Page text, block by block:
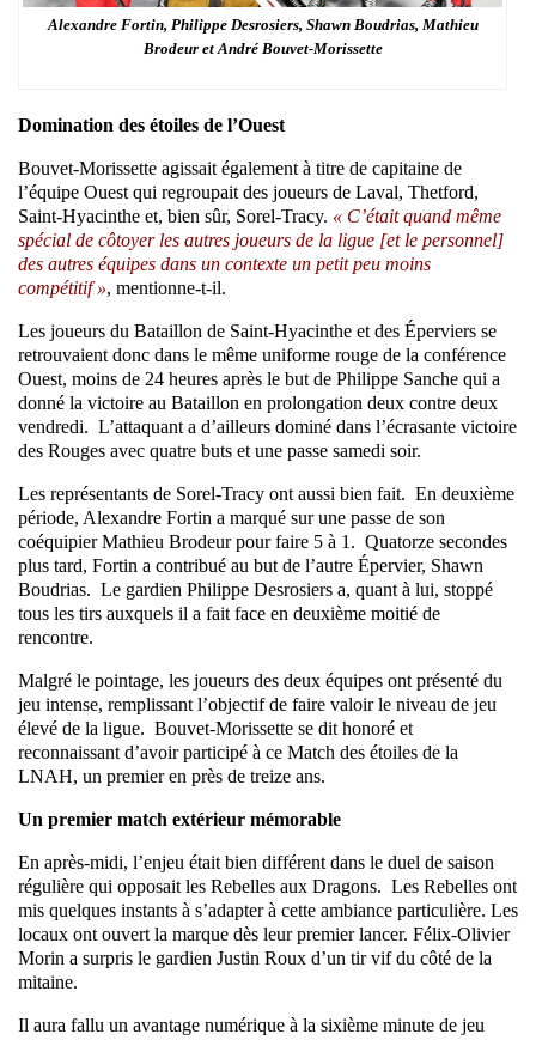
Alexandre Fortin, Philippe Desrosiers, Shawn Boudrias, Mathieu
Brodeur et André Bouvet-Morissette
Domination des étoiles de l’Ouest
Bouvet-Morissette agissait également à titre de capitaine de
l’équipe Ouest qui regroupait des joueurs de Laval, Thetford,
Saint-Hyacinthe et, bien sûr, Sorel-Tracy. « C’était quand même
spécial de côtoyer les autres joueurs de la ligue [et le personnel]
des autres équipes dans un contexte un petit peu moins
compétitif », mentionne-t-il.
Les joueurs du Bataillon de Saint-Hyacinthe et des Éperviers se
retrouvaient donc dans le même uniforme rouge de la conférence
Ouest, moins de 24 heures après le but de Philippe Sanche qui a
donné la victoire au Bataillon en prolongation deux contre deux
vendredi. L’attaquant a d’ailleurs dominé dans l’écrasante victoire
des Rouges avec quatre buts et une passe samedi soir.
Les représentants de Sorel-Tracy ont aussi bien fait. En deuxième
période, Alexandre Fortin a marqué sur une passe de son
coéquipier Mathieu Brodeur pour faire 5 à 1. Quatorze secondes
plus tard, Fortin a contribué au but de l’autre Épervier, Shawn
Boudrias. Le gardien Philippe Desrosiers a, quant à lui, stoppé
tous les tirs auxquels il a fait face en deuxième moitié de
rencontre.
Malgré le pointage, les joueurs des deux équipes ont présenté du
jeu intense, remplissant l’objectif de faire valoir le niveau de jeu
élevé de la ligue. Bouvet-Morissette se dit honoré et
reconnaissant d’avoir participé à ce Match des étoiles de la
LNAH, un premier en près de treize ans.
Un premier match extérieur mémorable
En après-midi, l’enjeu était bien différent dans le duel de saison
régulière qui opposait les Rebelles aux Dragons. Les Rebelles ont
mis quelques instants à s’adapter à cette ambiance particulière. Les
locaux ont ouvert la marque dès leur premier lancer. Félix-Olivier
Morin a surpris le gardien Justin Roux d’un tir vif du côté de la
mitaine.
Il aura fallu un avantage numérique à la sixième minute de jeu